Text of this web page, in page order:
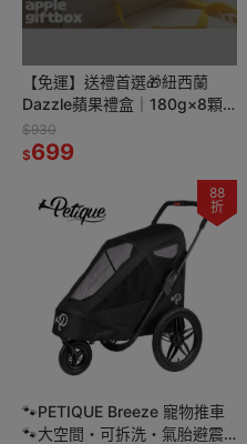
【免運】送禮首選🎁紐西蘭
Dazzle蘋果禮盒｜180g×8顆
｜亮紅脆甜・多汁大果🍎
$930
$699
88
折
🐾PETIQUE Breeze 寵物推車
🐾大空間・可拆洗・氣胎避震